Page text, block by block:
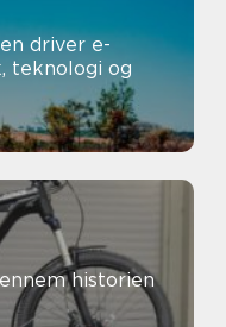
driver e-
teknologi og
historien